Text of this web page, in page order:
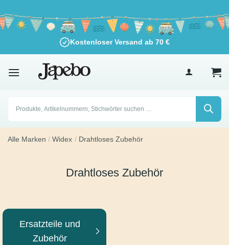
Inhalt
springen
Kostenloser Versand ab70€
Products
search
Alle Marken / Widex / Drahtloses Zubehör
Drahtloses Zubehör
Ersatzteile und
Zubehör